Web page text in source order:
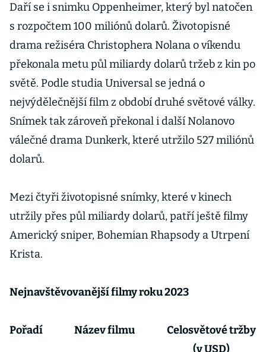
Daří se i snimku Oppenheimer, který byl natočen
s rozpočtem 100 miliónů dolarů. Životopisné
drama režiséra Christophera Nolana o víkendu
překonala metu půl miliardy dolarů tržeb z kin po
světě. Podle studia Universal se jedná o
nejvýdělečnější film z období druhé světové války.
Snímek tak zároveň překonal i další Nolanovo
válečné drama Dunkerk, které utržilo 527 miliónů
dolarů.
Mezi čtyři životopisné snímky, které v kinech
utržily přes půl miliardy dolarů, patří ještě filmy
Americký sniper, Bohemian Rhapsody a Utrpení
Krista.
Nejnavštěvovanější filmy roku 2023
Pořadí Název filmu
Celosvětové tržby
(v USD)